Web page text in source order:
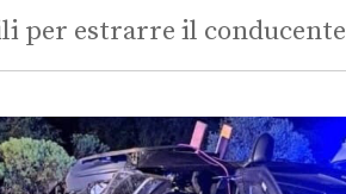
per estrarre il conducente